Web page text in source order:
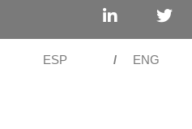
ESP / ENG